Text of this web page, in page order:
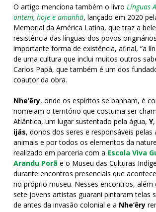
O artigo menciona também o livro Línguas
ontem, hoje e amanhã, lançado em 2020
Memorial da América Latina, que traz a
resistência das línguas dos povos
importante forma de existência, afinal, “a
de uma cultura que inclui muitos outros
Carlos Papá, que também é um dos
coautor da obra.
Nhe’ẽry, onde os espíritos se banham, é
nomeiam o território que costuma ser
Atlântica, um lugar sustentado pela água, Y
ijás, donos dos seres e responsáveis pelas
animais e por todos os elementos da
realizado em parceria com a Escola Viva
Arandu Porã e o Museu das Culturas
durante encontros presenciais que
no próprio museu. Nesses encontros, além
sete jovens artistas guarani pintaram telas
de antes da invasão colonial e a Nhe’ẽry